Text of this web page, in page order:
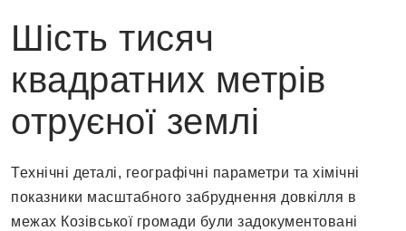
Шість тисяч
квадратних метрів
отруєної землі
Технічні деталі, географічні параметри та хімічні
показники масштабного забруднення довкілля в
межах Козівської громади були задокументовані